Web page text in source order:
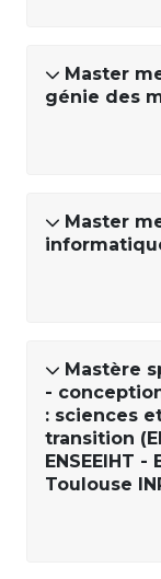
Master
génie des
Master
Mastère
-
: sciences
transition
ENSEEIHT -
Toulouse